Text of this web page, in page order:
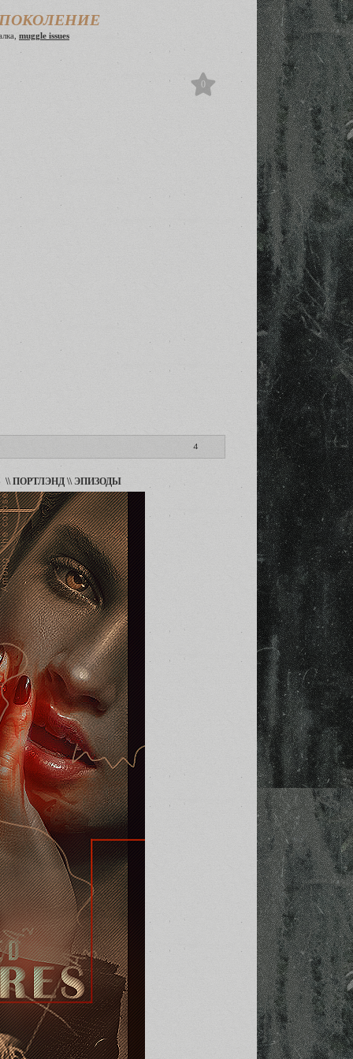
ПОКОЛЕНИЕ
muggle issues
0
4
\\ ПОРТЛЭНД \\ ЭПИЗОДЫ